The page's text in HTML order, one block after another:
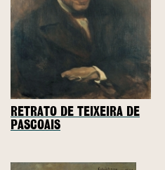
RETRATO DE TEIXEIRA DE
PASCOAIS